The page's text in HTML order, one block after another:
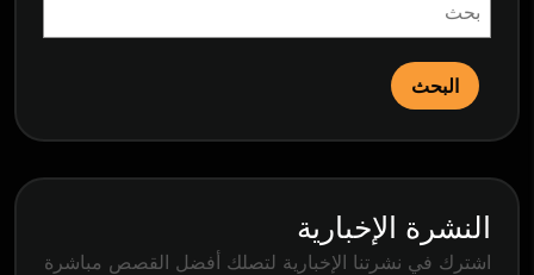
البحث
النشرة الإخبارية
اشترك في نشرتنا الإخبارية لتصلك أفضل القصص مباشرة